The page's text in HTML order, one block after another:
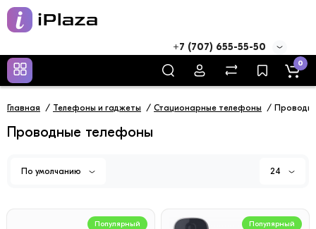
+7 (707) 655-55-50
0
Главная Телефоны и гаджеты Стационарные телефоны
Проводные телефоны
По умолчанию 24
Популярный Популярный